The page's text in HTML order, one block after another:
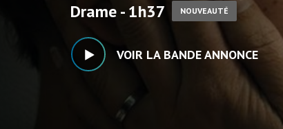
Drame - 1h37 NOUVEAUTÉ
VOIR LA BANDE ANNONCE